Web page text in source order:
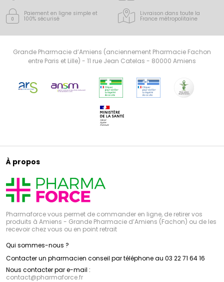
Paiement en ligne simple et
100% sécurisé
Livraison dans toute la
France métropolitaine
Grande Pharmacie d’Amiens (anciennement Pharmacie Fachon
entre Paris et Lille) - 11 rue Jean Catelas - 80000 Amiens
À propos
Pharmaforce vous permet de commander en ligne, de retirer vos
produits à Amiens - Grande Pharmacie d’Amiens (Fachon) ou de les
recevoir chez vous ou en point retrait
Qui sommes-nous ?
Contacter un pharmacien conseil par téléphone au 03 22 71 64 16
Nous contacter par e-mail :
contact@pharmaforce.fr